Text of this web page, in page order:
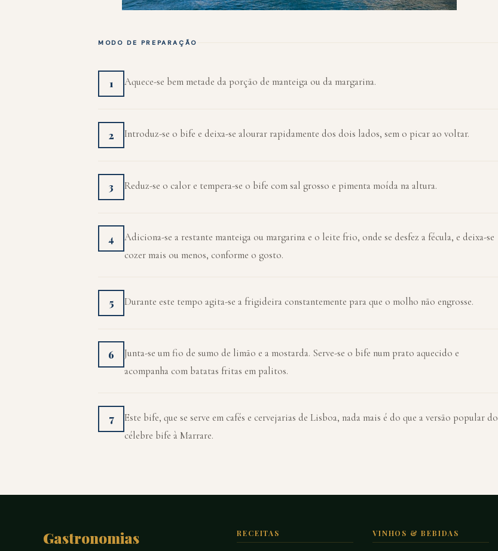
MODO DE PREPARAÇÃO
1 Aquece-se bem metade da porção de manteiga ou da margarina.
2 Introduz-se o bife e deixa-se alourar rapidamente dos dois lados, sem o picar ao voltar.
3 Reduz-se o calor e tempera-se o bife com sal grosso e pimenta moída na altura.
4
Adiciona-se a restante manteiga ou margarina e o leite frio, onde se desfez a fécula, e deixa-se
cozer mais ou menos, conforme o gosto.
5 Durante este tempo agita-se a frigideira constantemente para que o molho não engrosse.
6
Junta-se um fio de sumo de limão e a mostarda. Serve-se o bife num prato aquecido e
acompanha com batatas fritas em palitos.
7
Este bife, que se serve em cafés e cervejarias de Lisboa, nada mais é do que a versão popular do
célebre bife à Marrare.
Gastronomias RECEITAS VINHOS & BEBIDAS